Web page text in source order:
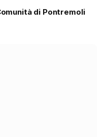
di Pontremoli